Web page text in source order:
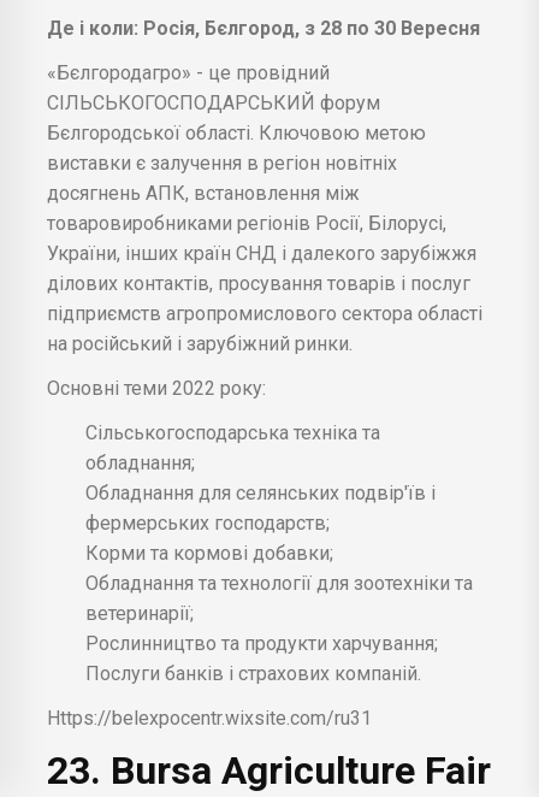
Де і коли: Росія, Бєлгород, з 28 по 30 Вересня
«Бєлгородагро» - це провідний
СІЛЬСЬКОГОСПОДАРСЬКИЙ форум
Бєлгородської області. Ключовою метою
виставки є залучення в регіон новітніх
досягнень АПК, встановлення між
товаровиробниками регіонів Росії, Білорусі,
України, інших країн СНД і далекого зарубіжжя
ділових контактів, просування товарів і послуг
підприємств агропромислового сектора області
на російський і зарубіжний ринки.
Основні теми 2022 року:
Сільськогосподарська техніка та
обладнання;
Обладнання для селянських подвір'їв і
фермерських господарств;
Корми та кормові добавки;
Обладнання та технології для зоотехніки та
ветеринарії;
Рослинництво та продукти харчування;
Послуги банків і страхових компаній.
Https://belexpocentr.wixsite.com/ru31
23. Bursa Agriculture Fair